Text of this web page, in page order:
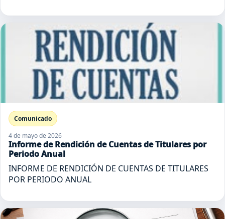
Comunicado
4 de mayo de 2026
Informe de Rendición de Cuentas de Titulares por
Periodo Anual
INFORME DE RENDICIÓN DE CUENTAS DE TITULARES
POR PERIODO ANUAL